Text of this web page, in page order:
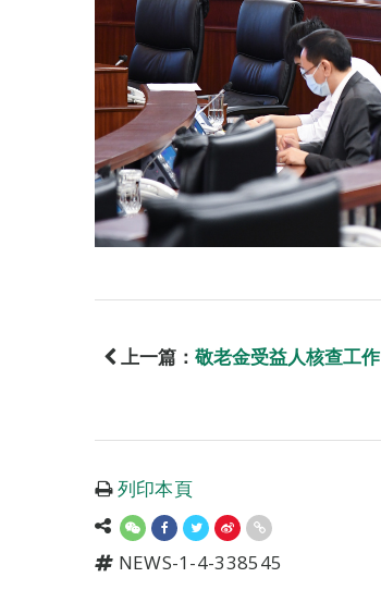
上一篇： 敬老金受益人核查工作
列印本頁
NEWS-1-4-338545